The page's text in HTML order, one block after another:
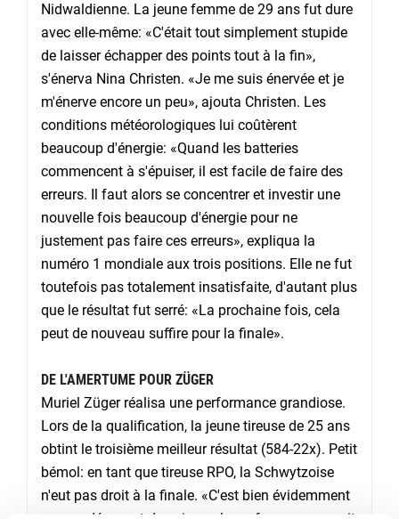
Nidwaldienne. La jeune femme de 29 ans fut dure
avec elle-même: «C'était tout simplement stupide
de laisser échapper des points tout à la fin»,
s'énerva Nina Christen. «Je me suis énervée et je
m'énerve encore un peu», ajouta Christen. Les
conditions météorologiques lui coûtèrent
beaucoup d'énergie: «Quand les batteries
commencent à s'épuiser, il est facile de faire des
erreurs. Il faut alors se concentrer et investir une
nouvelle fois beaucoup d'énergie pour ne
justement pas faire ces erreurs», expliqua la
numéro 1 mondiale aux trois positions. Elle ne fut
toutefois pas totalement insatisfaite, d'autant plus
que le résultat fut serré: «La prochaine fois, cela
peut de nouveau suffire pour la finale».
DE L'AMERTUME POUR ZÜGER
Muriel Züger réalisa une performance grandiose.
Lors de la qualification, la jeune tireuse de 25 ans
obtint le troisième meilleur résultat (584-22x). Petit
bémol: en tant que tireuse RPO, la Schwytzoise
n'eut pas droit à la finale. «C'est bien évidemment